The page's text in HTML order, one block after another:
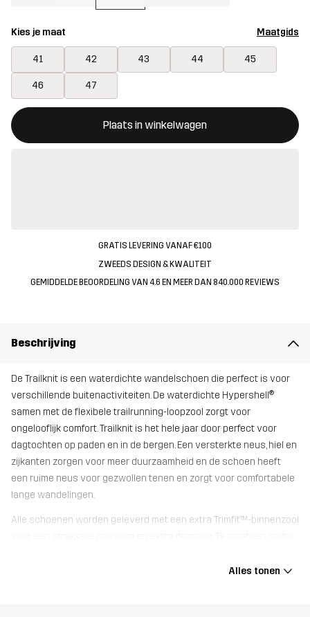
Kies je maat Maatgids
41 42 43 44 45
46 47
Plaats in winkelwagen
Deze knop opent een modal met de bevestiging van een
{{size}} niet beschikbaar
GRATIS LEVERING VANAF €100
ZWEEDS DESIGN & KWALITEIT
GEMIDDELDE BEOORDELING VAN 4.6 EN MEER DAN 840.000 REVIEWS
Beschrijving
De Trailknit is een waterdichte wandelschoen die perfect is voor
verschillende buitenactiviteiten. De waterdichte Hypershell®
samen met de flexibele trailrunning-loopzool zorgt voor
ongelooflijk comfort. Trailknit is het hele jaar door perfect voor
dagtochten op paden en in de bergen. Een versterkte neus, hiel en
zijkanten zorgen voor meer duurzaamheid en de schoen heeft
een ruime neus voor gezwollen tenen en zorgt voor comfortabele
lange wandelingen.
Alle schoenen worden geleverd met een extra Trimfit™-binnenzool
Alles tonen